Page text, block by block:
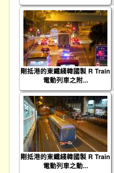
剛抵港的東鐵綫韓國製 R Train
電動列車之附...
剛抵港的東鐵綫韓國製 R Train
電動列車之動...